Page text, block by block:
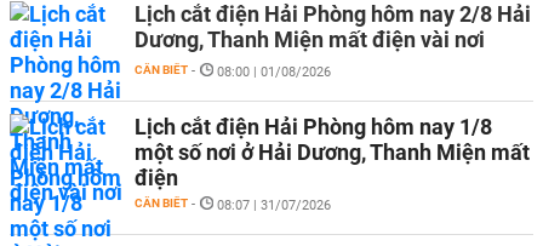
Lịch cắt điện Hải Phòng hôm nay 2/8 Hải
Dương, Thanh Miện mất điện vài nơi
CẦN BIẾT - 08:00 | 01/08/2026
Lịch cắt điện Hải Phòng hôm nay 1/8
một số nơi ở Hải Dương, Thanh Miện mất
điện
CẦN BIẾT - 08:07 | 31/07/2026